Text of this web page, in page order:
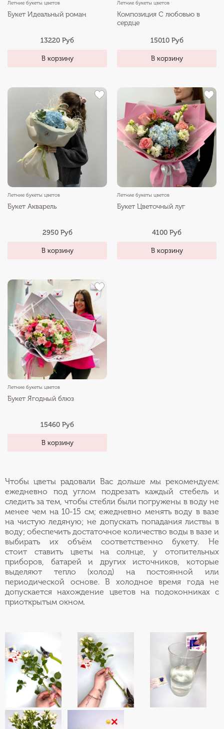
Летние букеты цветов
Букет Идеальный роман
13220 Руб
В корзину
Летние букеты цветов
Композиция С любовью в
сердце
15010 Руб
В корзину
Летние букеты цветов
Букет Акварель
2950 Руб
В корзину
Летние букеты цветов
Букет Цветочный луг
4100 Руб
В корзину
Летние букеты цветов
Букет Ягодный блюз
15460 Руб
В корзину
Чтобы цветы радовали Вас дольше мы рекомендуем:
ежедневно под углом подрезать каждый стебель и
следить за тем, чтобы стебли были погружены в воду не
менее чем на 10-15 см; ежедневно менять воду в вазе
на чистую ледяную; не допускать попадания листвы в
воду; обеспечить достаточное количество воды в вазе и
выбирать их объём соответственно букету. Не
стоит ставить цветы на солнце, у отопительных
приборов, батарей и других источников, которые
выделяют тепло (холод) на постоянной или
периодической основе. В холодное время года не
допускается нахождение цветов на подоконниках с
приоткрытым окном.